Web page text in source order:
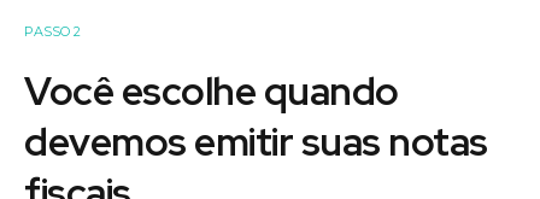
PASSO 2
Você escolhe quando
devemos emitir suas notas